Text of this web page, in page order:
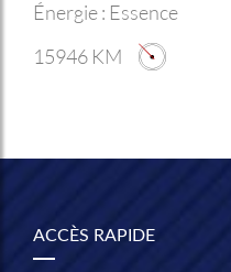
Énergie : Essence
15946 KM
ACCÈS RAPIDE